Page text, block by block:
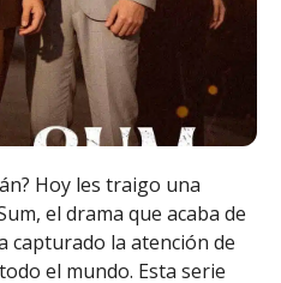
Hoy les traigo una
el drama que acaba de
capturado la atención de
el mundo. Esta serie